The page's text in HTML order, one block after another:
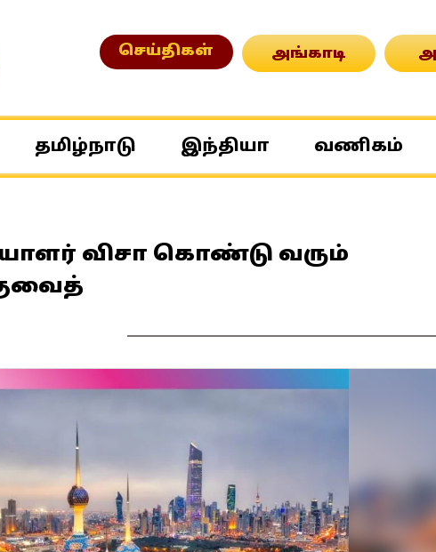
செய்திகள் அங்காடி
தமிழ்நாடு இந்தியா வணிகம்
விசா கொண்டு வரும்